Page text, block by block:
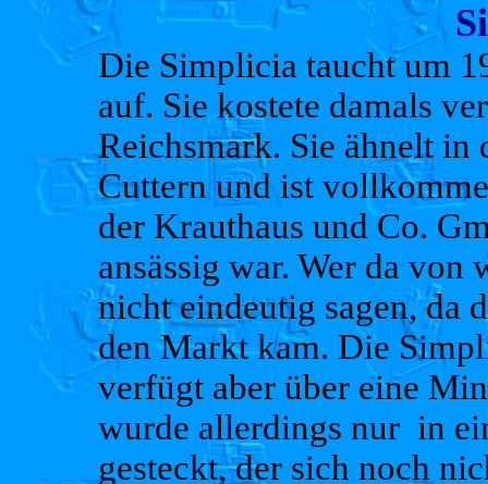
Die Simplicia taucht um
auf. Sie kostete damals
Reichsmark. Sie ähnelt in
Cuttern und ist
der Krauthaus und Co.
ansässig war. Wer da von
nicht eindeutig sagen, da
den Markt kam. Die
verfügt aber über eine
wurde allerdings nur in
gesteckt, der sich noch